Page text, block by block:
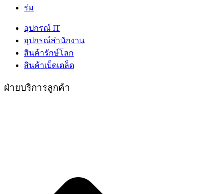
ร่ม
อุปกรณ์ IT
อุปกรณ์สำนักงาน
สินค้ารักษ์โลก
สินค้าเบ็ดเตล็ด
ฝ่ายบริการลูกค้า